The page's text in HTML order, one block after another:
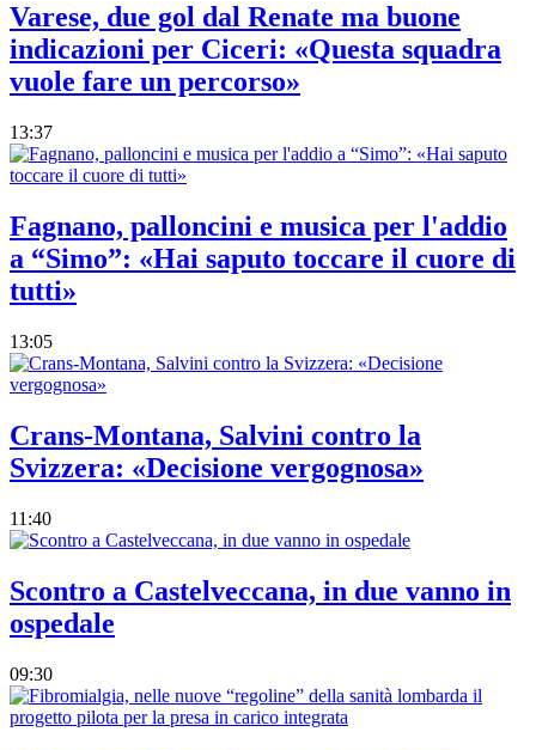
Varese, due gol dal Renate ma buone
indicazioni per Ciceri: «Questa squadra
vuole fare un percorso»
13:37
Fagnano, palloncini e musica per l'addio
a “Simo”: «Hai saputo toccare il cuore di
tutti»
13:05
Crans-Montana, Salvini contro la
Svizzera: «Decisione vergognosa»
11:40
Scontro a Castelveccana, in due vanno in
ospedale
09:30